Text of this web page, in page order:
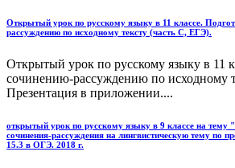
Открытый урок по русскому языку в 11 классе.
рассуждению по исходному тексту (часть С, ЕГЭ).
Открытый урок по русскому языку в 11
сочинению-рассуждению по исходному
Презентация в приложении....
открытый урок по русскому языку в 9 классе на тему
сочинения-рассуждения на лингвистическую тему по
15.3 в ОГЭ. 2018 г.